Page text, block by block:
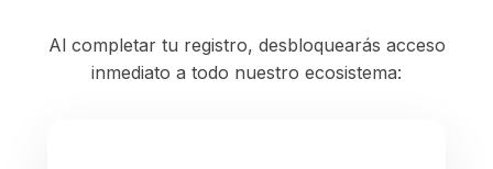
Al completar tu registro, desbloquearás acceso
inmediato a todo nuestro ecosistema: